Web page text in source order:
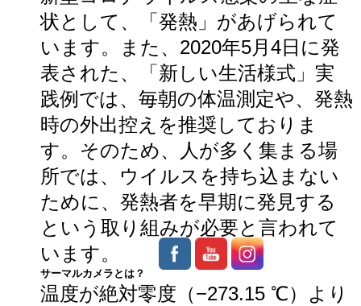
状として、「発熱」があげられて
います。また、2020年5月4日に発
表された、「新しい生活様式」実
践例では、毎朝の体温測定や、発熱
時の外出控えを推奨しておりま
す。そのため、人が多く集まる場
所では、ウイルスを持ち込まない
ために、発熱者を早期に発見する
という取り組みが必要と言われて
います。
サーマルカメラとは？
温度が絶対零度（−273.15 ℃）より